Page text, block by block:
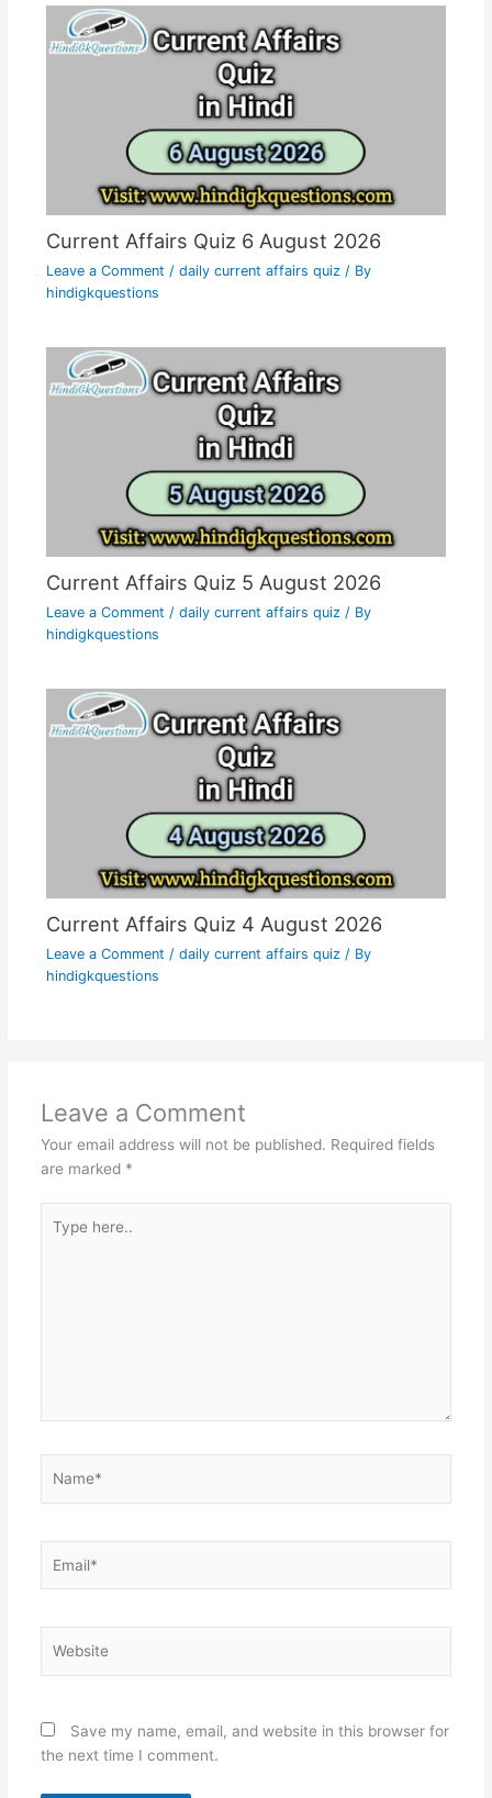
Current Affairs Quiz 6 August 2026
Leave a Comment / daily current affairs quiz/ By
hindigkquestions
Current Affairs Quiz 5 August 2026
Leave a Comment / daily current affairs quiz / By
hindigkquestions
Current Affairs Quiz 4 August 2026
Leave a Comment / daily current affairs quiz / By
hindigkquestions
Leave a Comment
Your email address will not be published. Required fields
are marked *
here..
Save my name, email, and website in this browser for
the next time I comment.